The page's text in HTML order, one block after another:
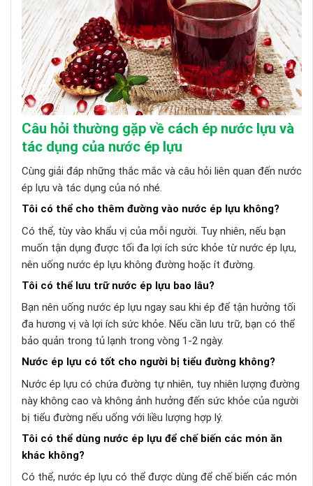
Câu hỏi thường gặp về cách ép nước lựu và
tác dụng của nước ép lựu
Cùng giải đáp những thắc mắc và câu hỏi liên quan đến nước
ép lựu và tác dụng của nó nhé.
Tôi có thể cho thêm đường vào nước ép lựu không?
Có thể, tùy vào khẩu vị của mỗi người. Tuy nhiên, nếu bạn
muốn tận dụng được tối đa lợi ích sức khỏe từ nước ép lựu,
nên uống nước ép lựu không đường hoặc ít đường.
Tôi có thể lưu trữ nước ép lựu bao lâu?
Bạn nên uống nước ép lựu ngay sau khi ép để tận hưởng tối
đa hương vị và lợi ích sức khỏe. Nếu cần lưu trữ, bạn có thể
bảo quản trong tủ lạnh trong vòng 1-2 ngày.
Nước ép lựu có tốt cho người bị tiểu đường không?
Nước ép lựu có chứa đường tự nhiên, tuy nhiên lượng đường
này không cao và không ảnh hưởng đến sức khỏe của người
bị tiểu đường nếu uống với liều lượng hợp lý.
Tôi có thể dùng nước ép lựu để chế biến các món ăn
khác không?
Có thể, nước ép lựu có thể được dùng để chế biến các món